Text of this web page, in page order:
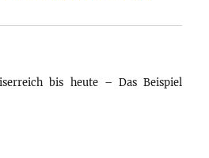
bis heute – Das Beispiel